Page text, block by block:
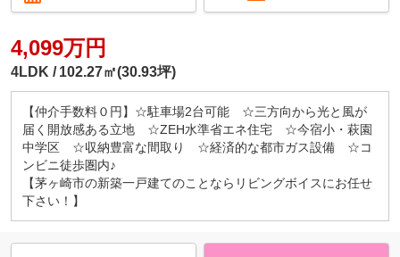
4,099万円
4LDK 102.27㎡(30.93坪)
【仲介手数料０円】☆駐車場2台可能 ☆三方向から光と風が
届く開放感ある立地 ☆ZEH水準省エネ住宅 ☆今宿小・萩園
中学区 ☆収納豊富な間取り ☆経済的な都市ガス設備 ☆コ
ンビニ徒歩圏内♪
【茅ヶ崎市の新築一戸建てのことならリビングボイスにお任せ
下さい！】